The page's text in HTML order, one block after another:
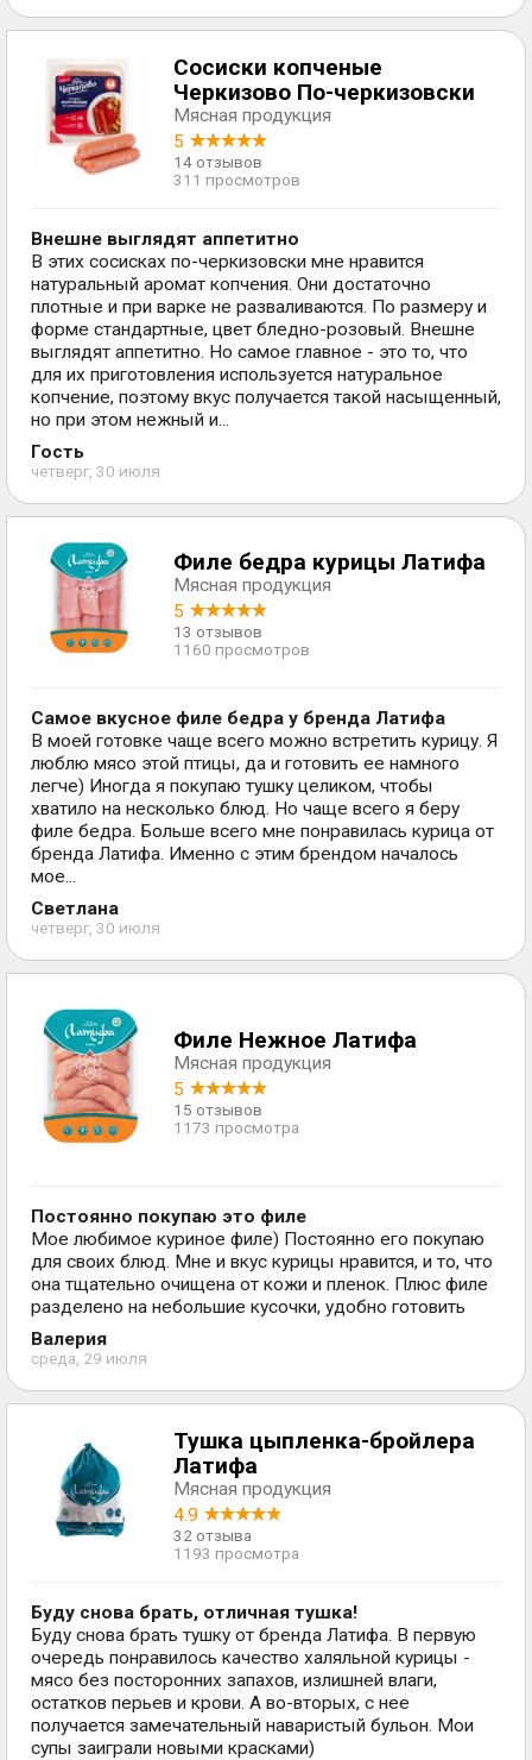
Сосиски копченые
Черкизово По-черкизовски
Мясная продукция
5
14 отзывов
311 просмотров
Внешне выглядят аппетитно
В этих сосисках по-черкизовски мне нравится
натуральный аромат копчения. Они достаточно
плотные и при варке не разваливаются. По размеру и
форме стандартные, цвет бледно-розовый. Внешне
выглядят аппетитно. Но самое главное - это то, что
для их приготовления используется натуральное
копчение, поэтому вкус получается такой насыщенный,
но при этом нежный и...
Гость
четверг, 30 июля
Филе бедра курицы Латифа
Мясная продукция
5
13 отзывов
1160 просмотров
Самое вкусное филе бедра у бренда Латифа
В моей готовке чаще всего можно встретить курицу. Я
люблю мясо этой птицы, да и готовить ее намного
легче) Иногда я покупаю тушку целиком, чтобы
хватило на несколько блюд. Но чаще всего я беру
филе бедра. Больше всего мне понравилась курица от
бренда Латифа. Именно с этим брендом началось
мое...
Светлана
четверг, 30 июля
Филе Нежное Латифа
Мясная продукция
5
15 отзывов
1173 просмотра
Постоянно покупаю это филе
Мое любимое куриное филе) Постоянно его покупаю
для своих блюд. Мне и вкус курицы нравится, и то, что
она тщательно очищена от кожи и пленок. Плюс филе
разделено на небольшие кусочки, удобно готовить
Валерия
среда, 29 июля
Тушка цыпленка-бройлера
Латифа
Мясная продукция
4.9
32 отзыва
1193 просмотра
Буду снова брать, отличная тушка!
Буду снова брать тушку от бренда Латифа. В первую
очередь понравилось качество халяльной курицы -
мясо без посторонних запахов, излишней влаги,
остатков перьев и крови. А во-вторых, с нее
получается замечательный наваристый бульон. Мои
супы заиграли новыми красками)